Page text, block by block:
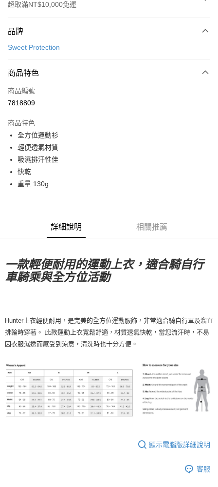
超取滿NT$10,000免運
信用卡一次付款
LINE Pay
Apple Pay
運送方式
全家店到店
每筆NT$80，滿NT$10,000(含以上)免運費
付款後全家取貨
每筆NT$80，滿NT$10,000(含以上)免運費
宅配
品牌
Sweet Protection
商品特色
商品編號
7818809
商品特色
全方位運動衫
輕便透氣材質
吸濕排汗性佳
快乾
重量 130g
詳細說明 相關推薦
一款輕便耐用的運動上衣，適合騎自行
車騎乘與全方位活動
Hunter上衣輕便耐用，是完美的全方位運動服飾，非常適合騎自行車及溜直
排輪時穿著。 此款運動上衣寬鬆舒適，材質透氣快乾，當您流汗時，不易
因衣服濕透而感受到涼意，清洗時也十分方便。
顯示電腦版詳細說明
客服